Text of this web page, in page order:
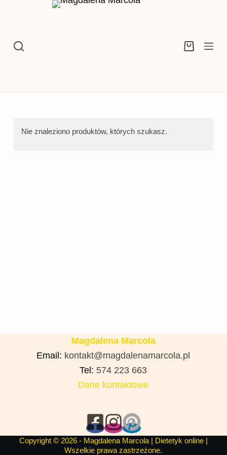
Koszyk
Nie znaleziono produktów, których szukasz.
Magdalena Marcola
Email: kontakt@magdalenamarcola.pl
Tel: 574 223 663
Dane kontaktowe
Copyright © 2026 - Magdalena Marcola | Dietetyk online|
Wszelkie prawa zastrzeżone.